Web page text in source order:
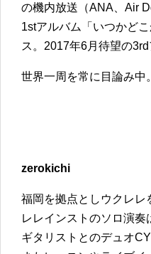
の機内放送（ANA、Air
1stアルバム「いつかど
ス。2017年6月待望の
世界一周を常に目論み中。
zerokichi
福岡を拠点としウクレレ
レレインストのソロ演
ギタリストとのデュオ